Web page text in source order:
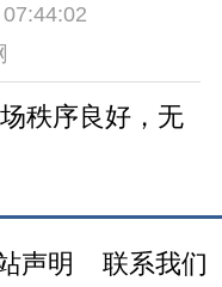
秩序良好，无
声明 联系我们